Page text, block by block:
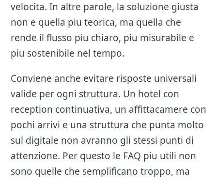
velocita. In altre parole, la soluzione giusta
non e quella piu teorica, ma quella che
rende il flusso piu chiaro, piu misurabile e
piu sostenibile nel tempo.
Conviene anche evitare risposte universali
valide per ogni struttura. Un hotel con
reception continuativa, un affittacamere con
pochi arrivi e una struttura che punta molto
sul digitale non avranno gli stessi punti di
attenzione. Per questo le FAQ piu utili non
sono quelle che semplificano troppo, ma